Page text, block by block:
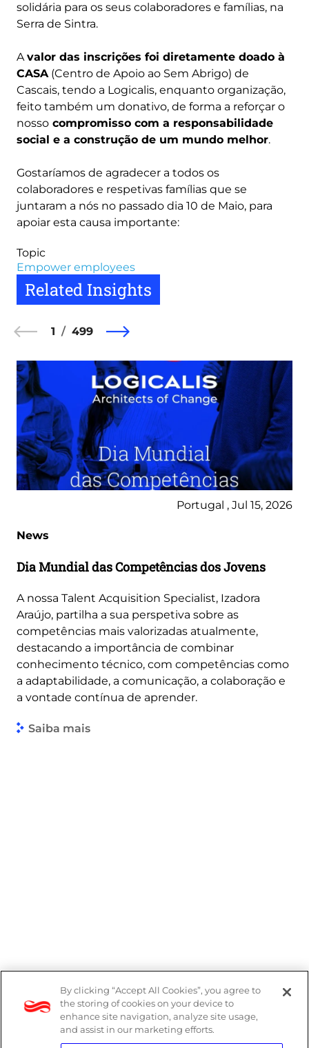
solidária para os seus colaboradores e famílias, na
Serra de Sintra.
Avalor das inscrições foi diretamente doado à
CASA(Centro de Apoio ao Sem Abrigo) de
Cascais, tendo a Logicalis, enquanto organização,
feito também um donativo, de forma a reforçar o
nosso compromisso com a responsabilidade
social e a construção de um mundo melhor.
Gostaríamos de agradecer a todos os
colaboradores e respetivas famílias que se
juntaram a nós no passado dia 10 de Maio, para
apoiar esta causa importante:
Topic
Empower employees
Related Insights
1 499
Portugal , Jul 15, 2026
News
Dia Mundial das Competências dos Jovens
A nossa Talent Acquisition Specialist, Izadora
Araújo, partilha a sua perspetiva sobre as
competências mais valorizadas atualmente,
destacando a importância de combinar
conhecimento técnico, com competências como
a adaptabilidade, a comunicação, a colaboração e
a vontade contínua de aprender.
Saiba mais
Denúncias
Política de Privacidade
By clicking “Accept All Cookies”, you agree to
the storing of cookies on your device to
enhance site navigation, analyze site usage,
and assist in our marketing efforts.